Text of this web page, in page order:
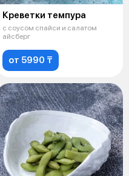
Креветки темпура
с соусом спайси и салатом
айсберг
от 5990 ₸